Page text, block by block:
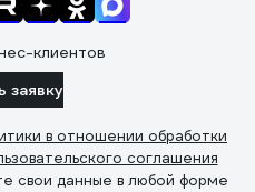
клиентов
заявку
в отношении обработки
соглашения
свои данные в любой форме